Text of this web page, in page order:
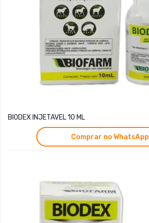
BIODEX INJETAVEL 10 ML
Comprar no WhatsApp